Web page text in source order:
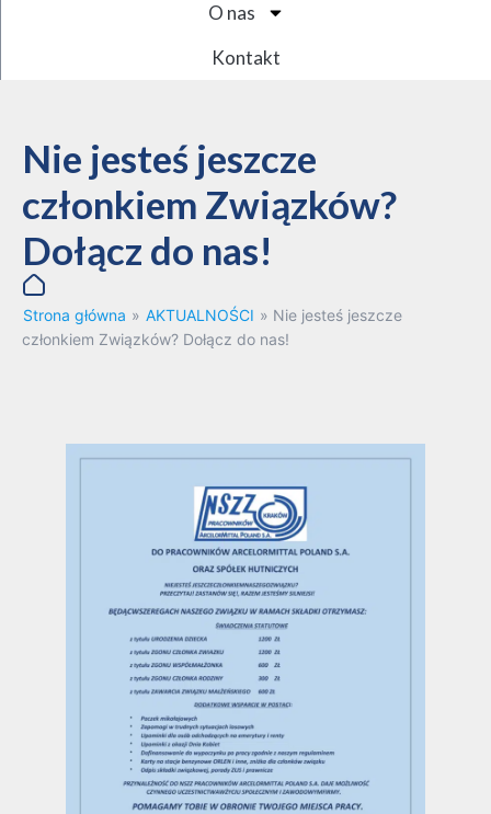
O nas
Kontakt
Nie jesteś jeszcze
członkiem Związków?
Dołącz do nas!
Strona główna » AKTUALNOŚCI » Nie jesteś jeszcze
członkiem Związków? Dołącz do nas!